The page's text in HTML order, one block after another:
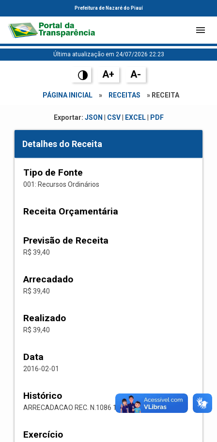
Prefeitura de Nazaré do Piauí
Última atualização em 24/07/2026 22:23
A+ A-
PÁGINA INICIAL » RECEITAS » RECEITA
Exportar: JSON CSV| EXCEL| PDF
Detalhes do Receita
Tipo de Fonte
001: Recursos Ordinários
Receita Orçamentária
Previsão de Receita
R$ 39,40
Arrecadado
R$ 39,40
Realizado
R$ 39,40
Data
2016-02-01
Histórico
ARRECADACAO REC. N.1086 1113.05.00.00 ISS
Exercício